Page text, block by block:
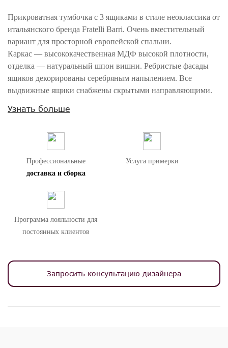
Прикроватная тумбочка с 3 ящиками в стиле неоклассика от
итальянского бренда Fratelli Barri. Очень вместительный
вариант для просторной европейской спальни.
Каркас — высококачественная МДФ высокой плотности,
отделка — натуральный шпон вишни. Ребристые фасады
ящиков декорированы серебряным напылением. Все
выдвижные ящики снабжены скрытыми направляющими.
Корпус ящиков в более светлой отделке дерева. Цвет
Модель принадлежит к коллекции мебели Mestre в стиле
неоклассика от Fratelli Barri. Здесь вы можете найти мебель
для гостиной, столовой и спальни: сотни вариантов
доступны для комбинации друг с другом.
Внимание! Цвета предметов на изображениях могут отличаться из-за
Узнать больше
Профессиональные
доставка и сборка
Услуга примерки
Программа лояльности для
постоянных клиентов
Запросить консультацию дизайнера